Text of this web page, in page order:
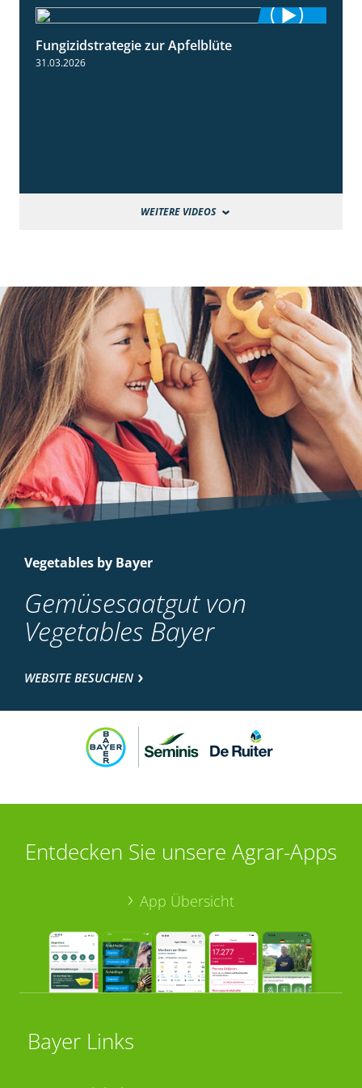
Fungizidstrategie zur Apfelblüte
31.03.2026
WEITERE VIDEOS
Vegetables by Bayer
Gemüsesaatgut von
Vegetables Bayer
WEBSITE BESUCHEN
Entdecken Sie unsere Agrar-Apps
App Übersicht
Bayer Links